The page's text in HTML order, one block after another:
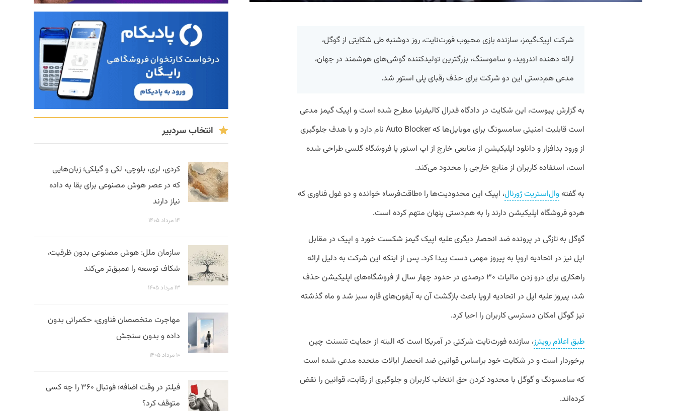
شرکت اپیک‌گیمز، سازنده بازی محبوب فورت‌نایت، روز دوشنبه طی شکایتی از گوگل،
ارائه دهنده اندروید، و ساموسنگ، بزرگترین تولیدکننده گوشی‌های هوشمند در جهان،
مدعی هم‌دستی این دو شرکت برای حذف رقبای پلی‌ استور شد.
به گزارش پیوست، این شکایت در دادگاه فدرال کالیفرنیا مطرح شده است و اپیک‌ گیمز مدعی
است قابلیت امنیتی سامسونگ برای موبایل‌ها که Auto Blocker نام دارد و با هدف جلوگیری
از ورود بد‌افزار و دانلود اپلیکیشن‌ از منابعی خارج از اپ استور یا فروشگاه گلسی طراحی شده
است، استفاده کاربران از منابع خارجی را محدود می‌کند.
به گفتهوال‌استریت ژورنال، اپیک این محدودیت‌ها را «طاقت‌فرسا» خوانده و دو غول فناوری که
هردو فروشگاه اپلیکیشن دارند را به هم‌دستی پنهان متهم کرده است.
گوگل به تازگی در پرونده ضد انحصار دیگری علیه اپیک‌ گیمز شکست خورد و اپیک در مقابل
اپل نیز در اتحادیه اروپا به پیروز مهمی دست پیدا کرد. پس از اینکه این شرکت به دلیل ارائه
راهکاری برای درو زدن مالیات ۳۰ درصدی در حدود چهار سال از فروشگاه‌های اپلیکیشن حذف
شد، پیروز علیه اپل در اتحادیه اروپا باعث بازگشت آن به آیفون‌های قاره سبز شد و ماه گذشته
نیز گوگل امکان دسترسی کاربران را احیا کرد.
طبق اعلام رویترز، سازنده فورت‌نایت شرکتی در آمریکا است که البته از حمایت تنسنت چین
برخوردار است و در شکایت خود براساس قوانین ضد انحصار ایالات متحده مدعی شده است
که سامسونگ و گوگل با محدود کردن حق انتخاب کاربران و جلوگیری از رقابت، قوانین را نقض
کرده‌اند.
انتخاب سردبیر
کردی، لری، بلوچی، لکی و گیلکی؛ زبان‌هایی
که در عصر هوش مصنوعی برای بقا به داده
نیاز دارند
۱۴ مرداد ۱۴۰۵
سازمان ملل: هوش مصنوعی بدون ظرفیت،
شکاف توسعه را عمیق‌تر می‌کند
۱۳ مرداد ۱۴۰۵
مهاجرت متخصصان فناوری، حکمرانی بدون
داده و بدون سنجش
۱۰ مرداد ۱۴۰۵
فیلتر در وقت اضافه؛ فوتبال ۳۶۰ را چه کسی
متوقف کرد؟